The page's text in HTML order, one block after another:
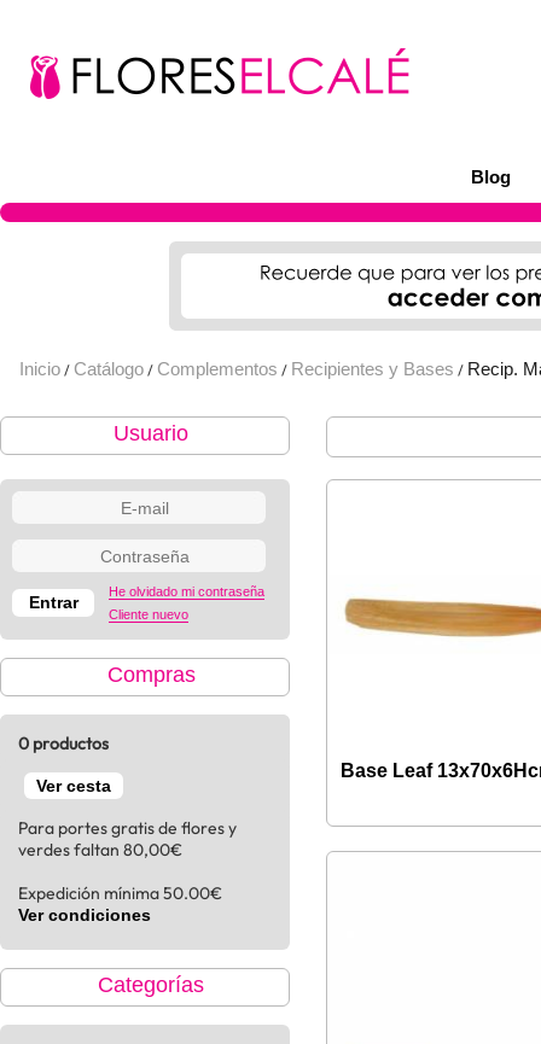
Blog
Inicio / Catálogo / Complementos / Recipientes y Bases / Recip.
Usuario
He olvidado mi contraseña
Cliente nuevo
Compras
0 productos
Ver cesta
Para portes gratis de flores y
verdes faltan 80,00€
Expedición mínima 50.00€
Ver condiciones
Categorías
Base Leaf